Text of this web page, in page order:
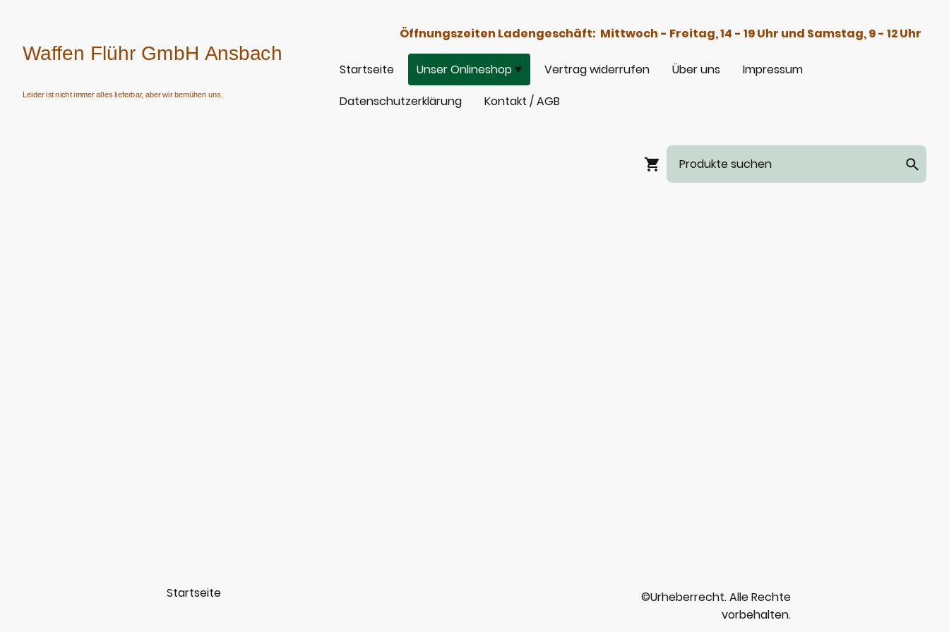
Waffen Flühr GmbH Ansbach
Leider ist nicht immer alles lieferbar, aber wir bemühen uns.
Öffnungszeiten Ladengeschäft: Mittwoch - Freitag, 14 - 19 Uhr und Samstag, 9 - 12 Uhr
Startseite Unser Onlineshop Vertrag widerrufen Über uns
Impressum
Datenschutzerklärung
Kontakt / AGB
Startseite
©Urheberrecht. Alle Rechte
vorbehalten.